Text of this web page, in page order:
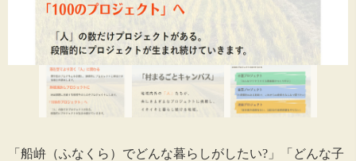
「船峅（ふなくら）でどんな暮らしがしたい?」「どんな子